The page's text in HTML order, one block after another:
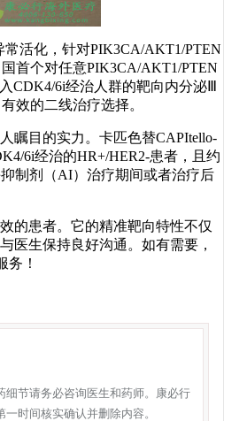
活化，针对PIK3CA/AKT1/PTEN
首个对任意PIK3CA/AKT1/PTEN
CDK4/6i经治人群的靶向内分泌Ⅲ
效的二线治疗选择。
目的实力。卡匹色替CAPItello-
6i经治的HR+/HER2-患者，且约
制剂（AI）治疗期间或者治疗后
的患者。它的精准靶向特性不仅
医生保持良好沟通。如有需要，
务！
细节请务必咨询医生和药师。康必行
时间核实确认并删除内容。